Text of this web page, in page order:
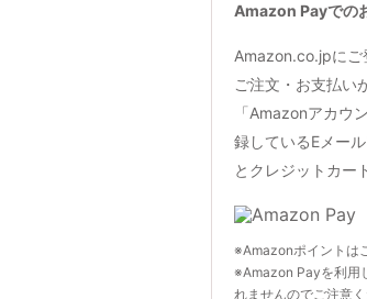
Amazon Payでの
Amazon.co.jpにご
ご注文・お支払い
「Amazonアカウ
録しているEメー
とクレジットカー
※Amazonポイントは
※Amazon Payを利用
れませんのでご注意く